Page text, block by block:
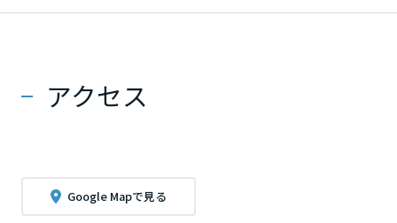
アクセス
Google Mapで見る